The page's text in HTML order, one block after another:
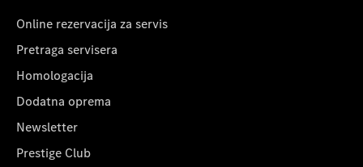
Online rezervacija za servis
Pretraga servisera
Homologacija
Dodatna oprema
Newsletter
Prestige Club